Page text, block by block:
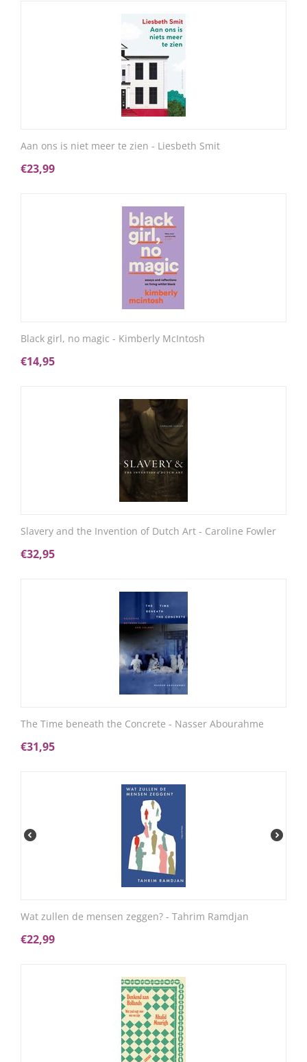
Aan ons is niet meer te zien - Liesbeth Smit
€23,99
Black girl, no magic - Kimberly McIntosh
€14,95
Slavery and the Invention of Dutch Art - Caroline Fowler
€32,95
The Time beneath the Concrete - Nasser Abourahme
€31,95
Wat zullen de mensen zeggen? - Tahrim Ramdjan
€22,99